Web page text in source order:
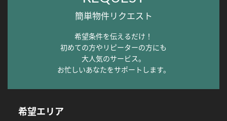
簡単物件リクエスト
希望条件を伝えるだけ！
初めての方やリピーターの方にも
大人気のサービス。
お忙しいあなたをサポートします。
希望エリア